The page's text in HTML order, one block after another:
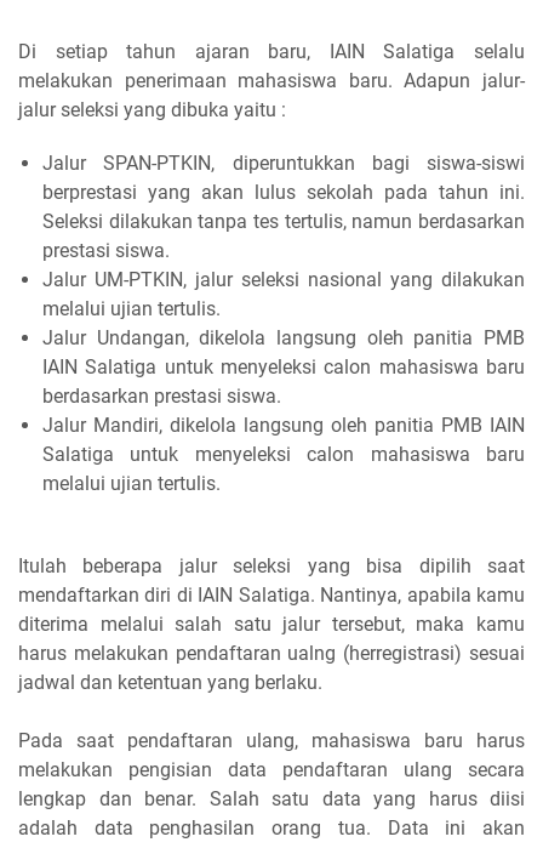
Di setiap tahun ajaran baru, IAIN Salatiga selalu
melakukan penerimaan mahasiswa baru. Adapun jalur-
jalur seleksi yang dibuka yaitu :
Jalur SPAN-PTKIN, diperuntukkan bagi siswa-siswi
berprestasi yang akan lulus sekolah pada tahun ini.
Seleksi dilakukan tanpa tes tertulis, namun berdasarkan
prestasi siswa.
Jalur UM-PTKIN, jalur seleksi nasional yang dilakukan
melalui ujian tertulis.
Jalur Undangan, dikelola langsung oleh panitia PMB
IAIN Salatiga untuk menyeleksi calon mahasiswa baru
berdasarkan prestasi siswa.
Jalur Mandiri, dikelola langsung oleh panitia PMB IAIN
Salatiga untuk menyeleksi calon mahasiswa baru
melalui ujian tertulis.
Itulah beberapa jalur seleksi yang bisa dipilih saat
mendaftarkan diri di IAIN Salatiga. Nantinya, apabila kamu
diterima melalui salah satu jalur tersebut, maka kamu
harus melakukan pendaftaran ualng (herregistrasi) sesuai
jadwal dan ketentuan yang berlaku.
Pada saat pendaftaran ulang, mahasiswa baru harus
melakukan pengisian data pendaftaran ulang secara
lengkap dan benar. Salah satu data yang harus diisi
adalah data penghasilan orang tua. Data ini akan